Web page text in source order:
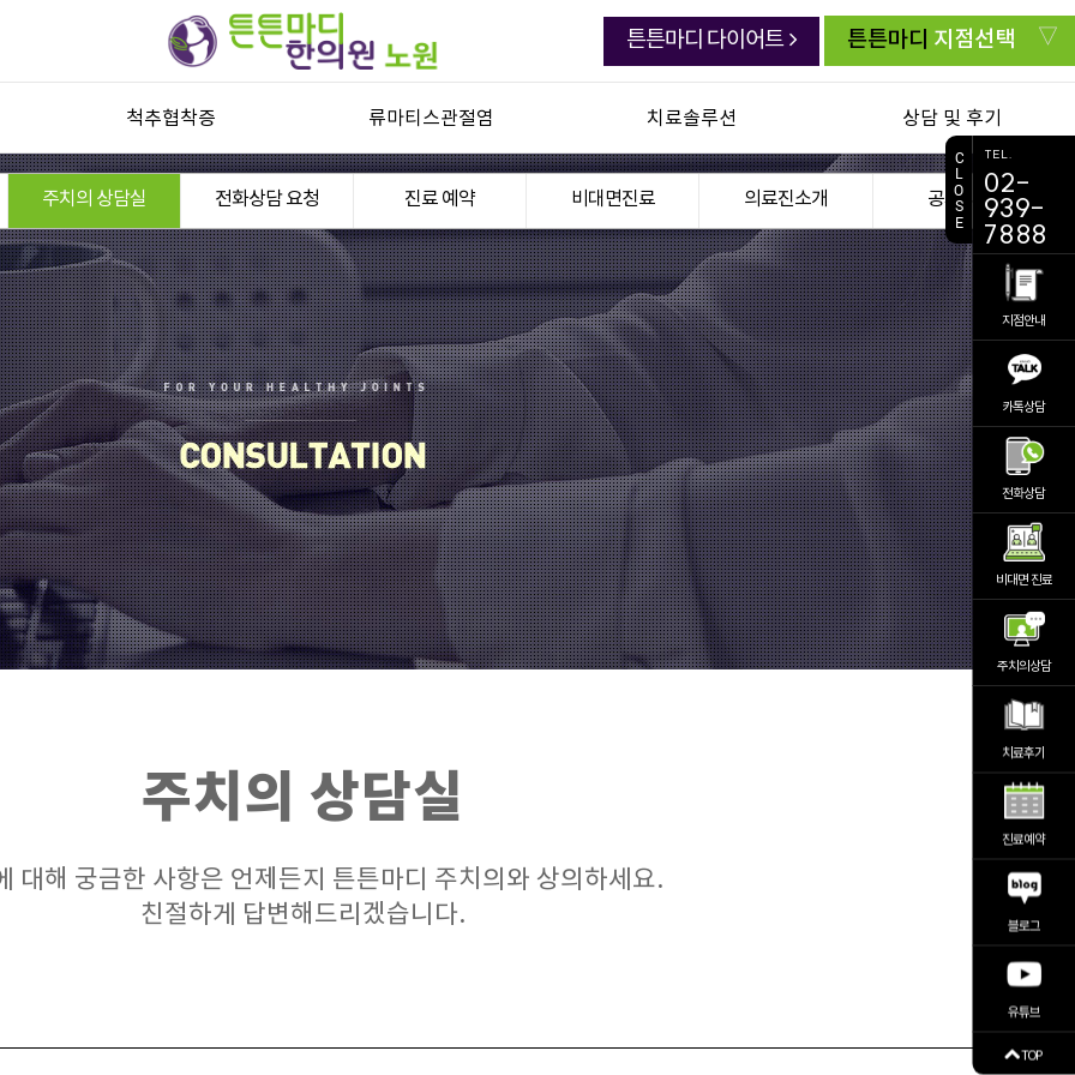
튼튼마디 다이어트 튼튼마디 지점선택
척추협착증 류마티스관절염 치료솔루션 상담 및 후기
척추관협착증
목디스크
퇴행성디스크
기타 척추질환
류마티스관절염과 자가진단
첩약 건강보험
교통사고 후유증
치료생생 동영상
생생치료 후기
자주묻는 질문
주치의 상담실
전화상담 요청
진료 예약
비대면진료
의료진소개
공지사항
주치의 상담실 전화상담 요청 진료 예약 비대면진료 의료진소개 공지사항
주치의 상담실
대해 궁금한 사항은 언제든지 튼튼마디 주치의와 상의하세요.
친절하게 답변해드리겠습니다.
C
L
O
S
E
TEL.
02-
939-
7888
지점안내
카톡상담
전화상담
비대면 진료
주치의상담
치료후기
진료예약
블로그
유튜브
TOP